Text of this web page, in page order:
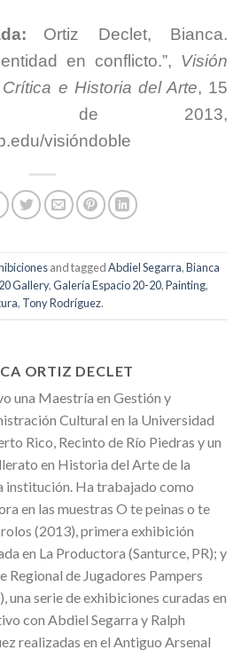
Ortiz Declet, Bianca.
en conflicto.”, Visión
e Historia del Arte, 15
de 2013,
visióndoble
and taggedAbdiel Segarra,Bianca
Gallery,Galería Espacio 20-20,Painting,
, Tony Rodríguez.
ORTIZ DECLET
una Maestría en Gestión y
Cultural en la Universidad
Rico, Recinto de Río Piedras y un
en Historia del Arte de la
institución. Ha trabajado como
en las muestras O te peinas o te
rolos (2013), primera exhibición
en La Productora (Santurce, PR); y
Regional de Jugadores Pampers
una serie de exhibiciones curadas en
con Abdiel Segarra y Ralph
realizadas en el Antiguo Arsenal